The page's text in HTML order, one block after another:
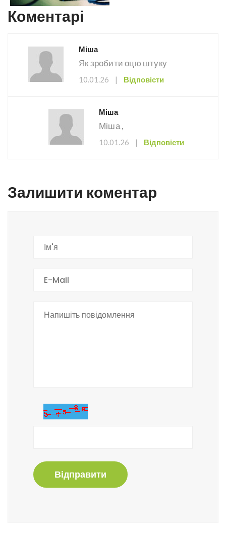
Коментарі
Міша
Як зробити оцю штуку
10.01.26 | Відповісти
Міша
Міша ,
10.01.26 | Відповісти
Залишити коментар
Відправити